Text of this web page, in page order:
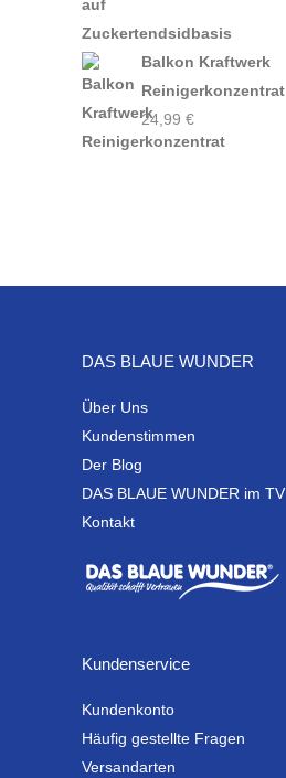
Balkon Kraftwerk
Reinigerkonzentrat
24,99 €
DAS BLAUE WUNDER
Über Uns
Kundenstimmen
Der Blog
DAS BLAUE WUNDER im TV
Kontakt
Kundenservice
Kundenkonto
Häufig gestellte Fragen
Versandarten